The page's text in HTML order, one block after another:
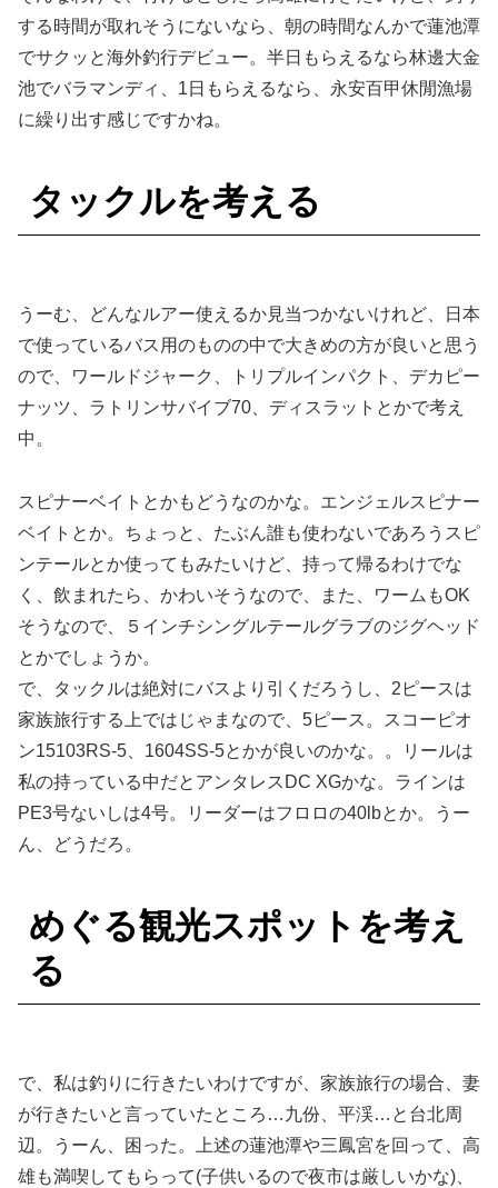
する時間が取れそうにないなら、朝の時間なんかで蓮池潭
でサクッと海外釣行デビュー。半日もらえるなら林邊大金
池でバラマンディ、1日もらえるなら、永安百甲休閒漁場
に繰り出す感じですかね。
タックルを考える
うーむ、どんなルアー使えるか見当つかないけれど、日本
で使っているバス用のものの中で大きめの方が良いと思う
ので、ワールドジャーク、トリプルインパクト、デカピー
ナッツ、ラトリンサバイブ70、ディスラットとかで考え
中。
スピナーベイトとかもどうなのかな。エンジェルスピナー
ベイトとか。ちょっと、たぶん誰も使わないであろうスピ
ンテールとか使ってもみたいけど、持って帰るわけでな
く、飲まれたら、かわいそうなので、また、ワームもOK
そうなので、５インチシングルテールグラブのジグヘッド
とかでしょうか。
で、タックルは絶対にバスより引くだろうし、2ピースは
家族旅行する上ではじゃまなので、5ピース。スコーピオ
ン15103RS-5、1604SS-5とかが良いのかな。。リールは
私の持っている中だとアンタレスDC XGかな。ラインは
PE3号ないしは4号。リーダーはフロロの40lbとか。うー
ん、どうだろ。
めぐる観光スポットを考え
る
で、私は釣りに行きたいわけですが、家族旅行の場合、妻
が行きたいと言っていたところ…九份、平渓…と台北周
辺。うーん、困った。上述の蓮池潭や三鳳宮を回って、高
雄も満喫してもらって(子供いるので夜市は厳しいかな)、